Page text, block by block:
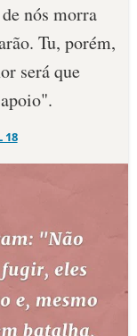
nós morra
Tu, porém,
será que
18